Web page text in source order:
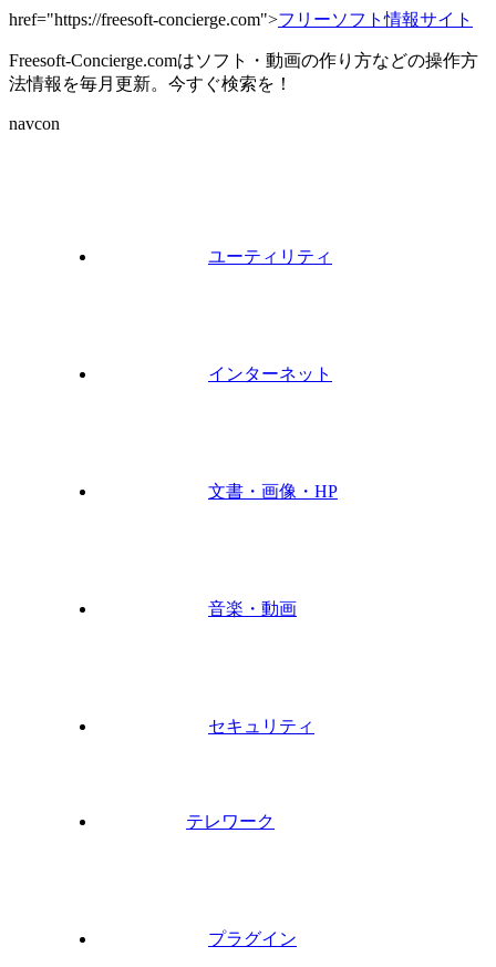
href="https://freesoft-concierge.com">フリーソフト情報サイト
Freesoft-Concierge.comはソフト・動画の作り方などの操作方
法情報を毎月更新。今すぐ検索を！
navcon
ユーティリティ
インターネット
文書・画像・HP
音楽・動画
セキュリティ
テレワーク
プラグイン